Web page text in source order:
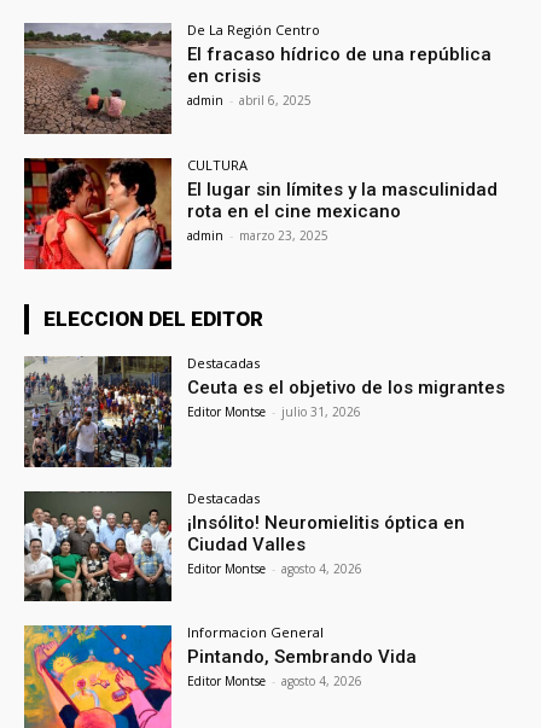
De La Región Centro
El fracaso hídrico de una república
en crisis
admin - abril 6, 2025
CULTURA
El lugar sin límites y la masculinidad
rota en el cine mexicano
admin - marzo 23, 2025
ELECCION DEL EDITOR
Destacadas
Ceuta es el objetivo de los migrantes
Editor Montse - julio 31, 2026
Destacadas
¡Insólito! Neuromielitis óptica en
Ciudad Valles
Editor Montse - agosto 4, 2026
Informacion General
Pintando, Sembrando Vida
Editor Montse - agosto 4, 2026